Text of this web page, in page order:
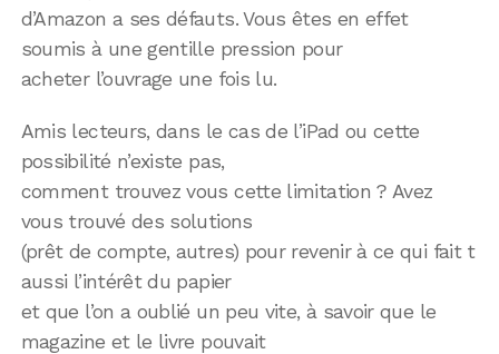
d’Amazon a ses défauts. Vous êtes en effet
soumis à une gentille pression pour
acheter l’ouvrage une fois lu.
Amis lecteurs, dans le cas de l’iPad ou cette
possibilité n’existe pas,
comment trouvez vous cette limitation ? Avez
vous trouvé des solutions
(prêt de compte, autres) pour revenir à ce qui fait t
aussi l’intérêt du papier
et que l’on a oublié un peu vite, à savoir que le
magazine et le livre pouvait